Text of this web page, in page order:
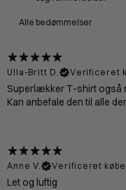
Ulla-Britt D.
Verificeret
Superlækker T-shirt også
Kan anbefale den til alle
Anne V.
Verificeret
Let og luftig